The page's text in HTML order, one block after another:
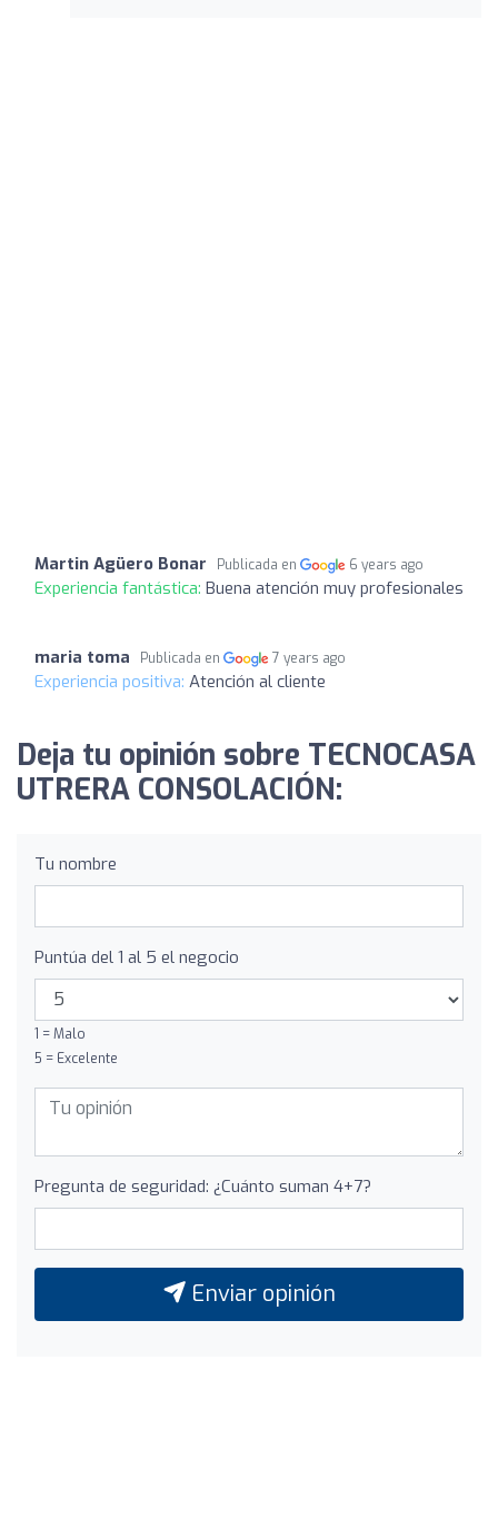
Martin Agüero Bonar Publicada en 6 years ago
Experiencia fantástica: Buena atención muy profesionales
maria toma Publicada en 7 years ago
Experiencia positiva: Atención al cliente
Deja tu opinión sobre TECNOCASA
UTRERA CONSOLACIÓN:
Tu nombre
Puntúa del 1 al 5 el negocio
1 = Malo
5 = Excelente
Pregunta de seguridad: ¿Cuánto suman 4+7?
Enviar opinión